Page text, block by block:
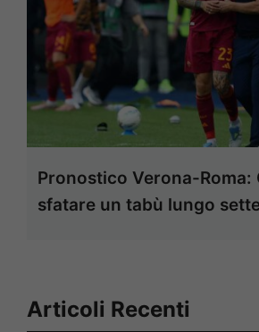
Pronostico Verona-Roma:
sfatare un tabù lungo
Articoli Recenti